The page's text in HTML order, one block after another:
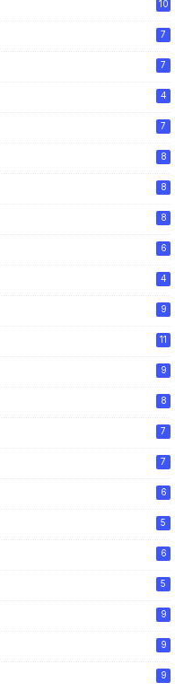
10
7
7
4
7
8
8
8
6
4
9
11
9
8
7
7
6
5
6
5
9
9
9